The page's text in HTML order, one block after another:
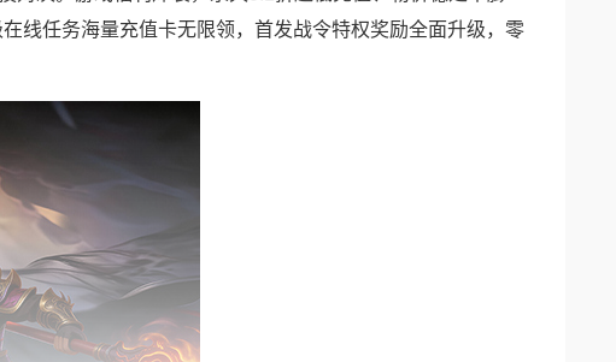
线任务海量充值卡无限领，首发战令特权奖励全面升级，零